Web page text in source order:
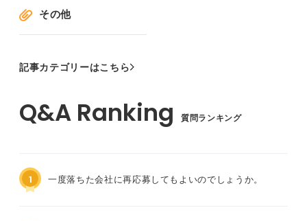
その他
記事カテゴリーはこちら
質問ランキング
1 一度落ちた会社に再応募してもよいのでしょうか。